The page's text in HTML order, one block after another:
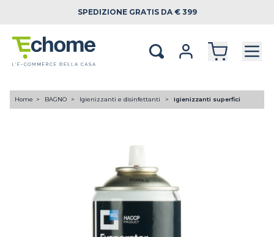
SPEDIZIONE GRATIS DA € 399
Home BAGNO Igienizzanti e disinfettanti Igienizzanti superfici